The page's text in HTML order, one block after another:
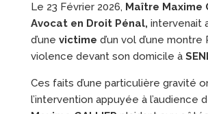
Le 23 Février 2026, Maître Maxime
Avocat en Droit Pénal, intervenait
d’une victime d’un vol d’une montre
violence devant son domicile à
Ces faits d’une particulière gravité
l’intervention appuyée à l’audience